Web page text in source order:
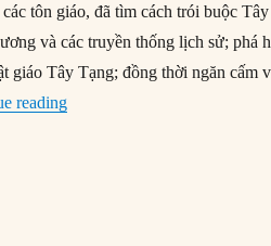
tôn giáo, đã tìm cách trói buộc
và các truyền thống lịch sử; phá
giáo Tây Tạng; đồng thời ngăn cấm
reading“Cuộc chiến xác định